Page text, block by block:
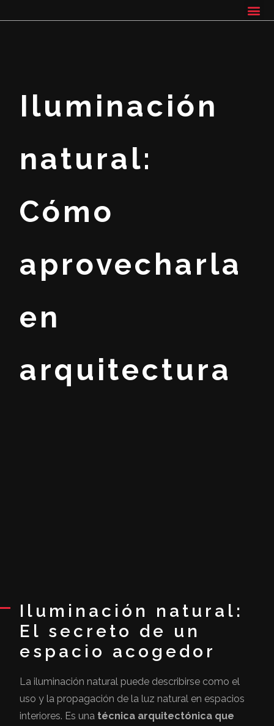
Iluminación
natural:
Cómo
aprovecharla
en
arquitectura
Iluminación natural:
El secreto de un
espacio acogedor
La iluminación natural puede describirse como el
uso y la propagación de la luz natural en espacios
interiores. Es una técnica arquitectónica que